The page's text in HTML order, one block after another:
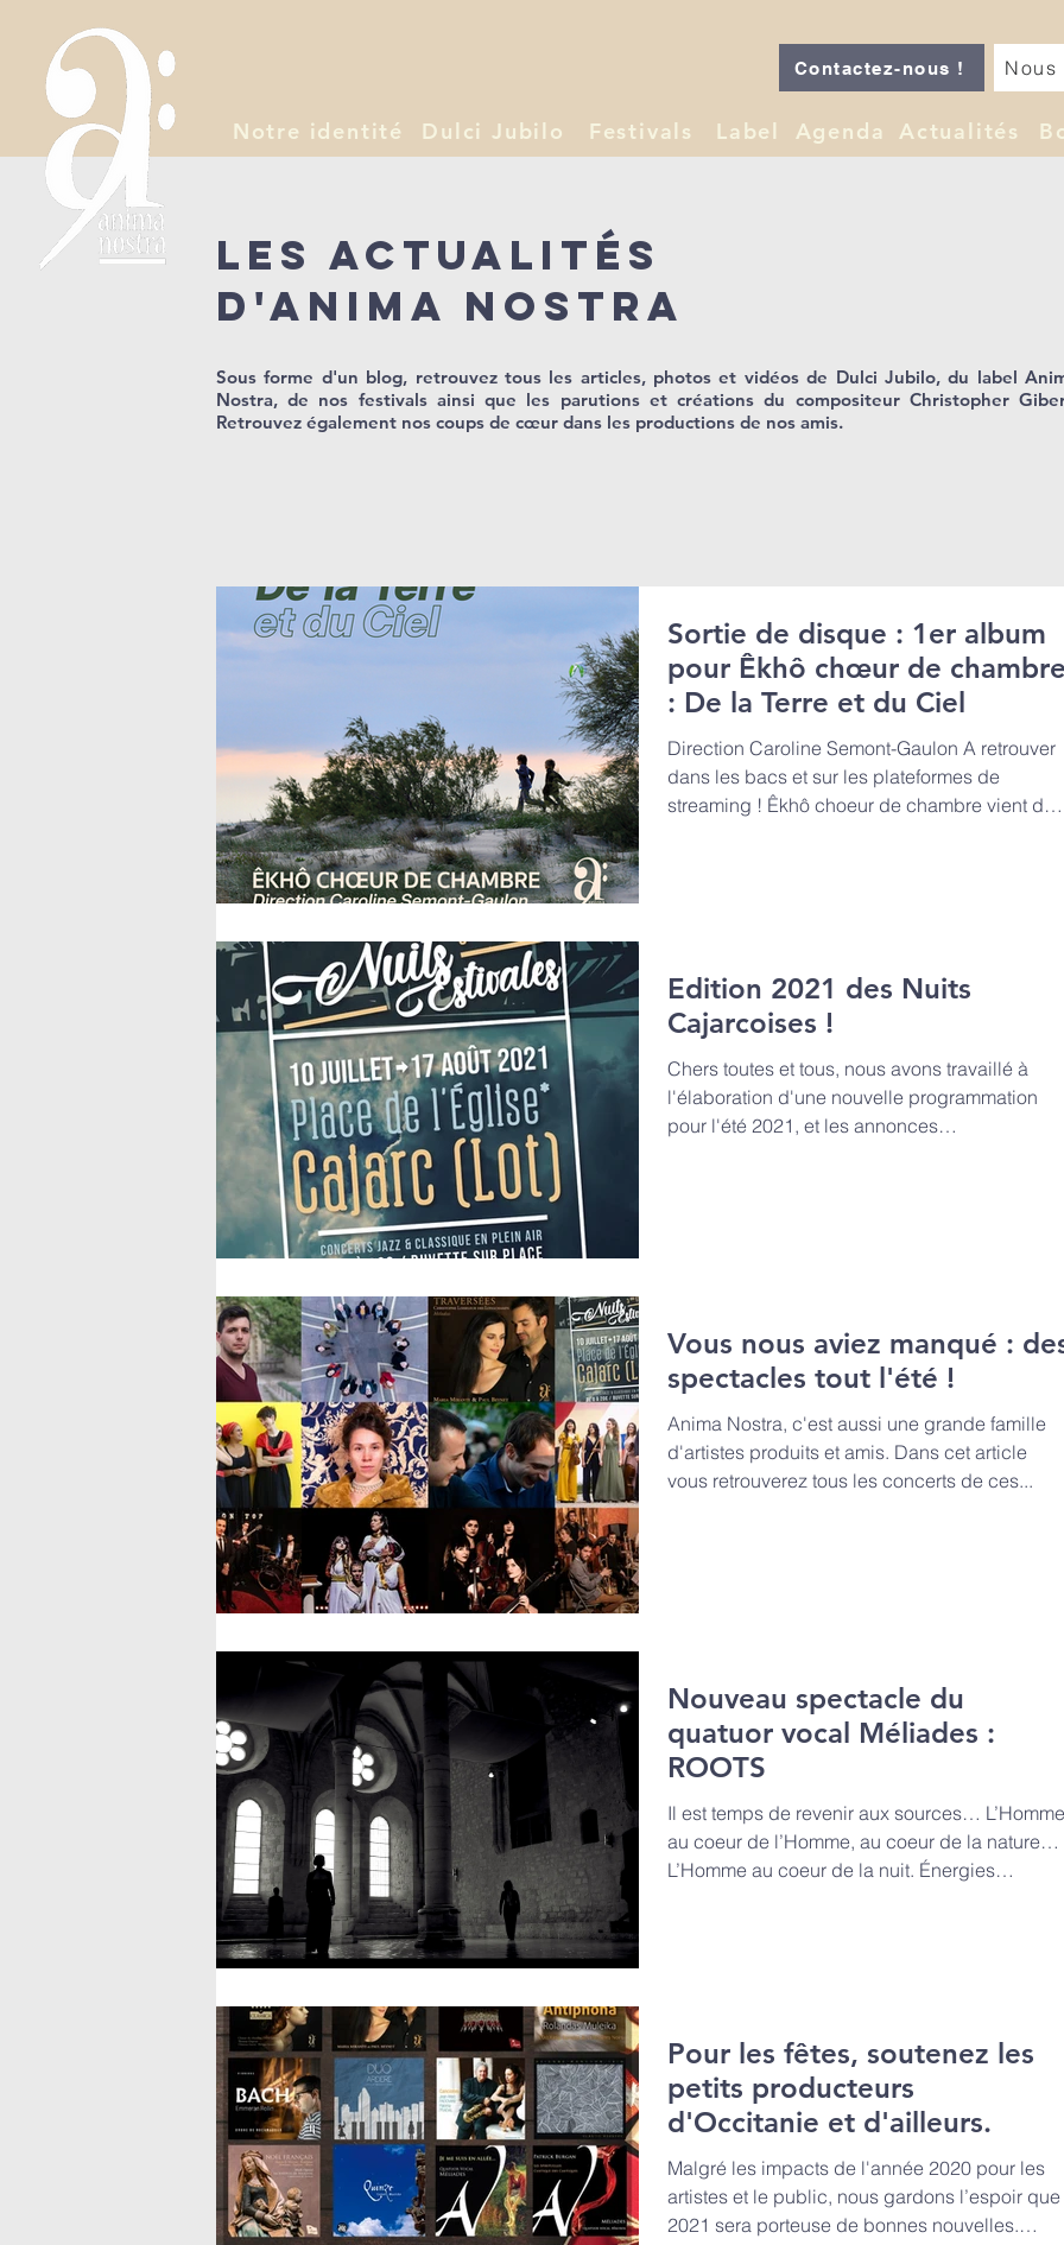
Contactez-nous !
Notre identité Dulci Jubilo Festivals Label Agenda Actualités
Les actualités
d'Anima Nostra
Sous forme d'un blog, retrouvez tous les articles, photos et vidéos de Dulci Jubilo, du label
Nostra, de nos festivals ainsi que les parutions et créations du compositeur Christopher
Retrouvez également nos coups de cœur dans les productions de nos amis.
Sortie de disque : 1er album
pour Êkhô chœur de
: De la Terre et du Ciel
Direction Caroline Semont-Gaulon A retrouver
dans les bacs et sur les plateformes de
streaming ! Êkhô choeur de chambre vient de
afin de faire connaître et aimer la musique
vocale. Forts de ce développement, ils
poursuivent l’aventure en enregistrant leu
Edition 2021 des Nuits
Cajarcoises !
Chers toutes et tous, nous avons travaillé à
l'élaboration d'une nouvelle programmation
pour l'été 2021, et les annonces
Vous nous aviez manqué :
spectacles tout l'été !
Anima Nostra, c'est aussi une grande famille
d'artistes produits et amis. Dans cet article
vous retrouverez tous les concerts de ces...
Nouveau spectacle du
quatuor vocal Méliades :
ROOTS
Il est temps de revenir aux sources… L’Homme
au coeur de l’Homme, au coeur de la nature…
L’Homme au coeur de la nuit. Énergies
Pour les fêtes, soutenez les
petits producteurs
d'Occitanie et d'ailleurs.
Malgré les impacts de l'année 2020 pour les
artistes et le public, nous gardons l’espoir que
2021 sera porteuse de bonnes nouvelles.